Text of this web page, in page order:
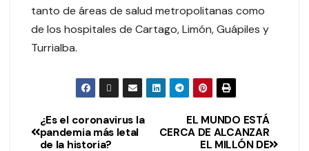
tanto de áreas de salud metropolitanas como
de los hospitales de Cartago, Limón, Guápiles y
Turrialba.
EL MUNDO ESTÁ
CERCA DE ALCANZAR
EL MILLÓN DE
¿Es el coronavirus la
pandemia más letal
de la historia?